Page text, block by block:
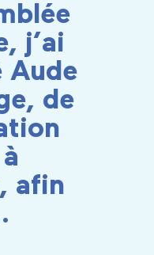
j’ai
Aude
de
afin